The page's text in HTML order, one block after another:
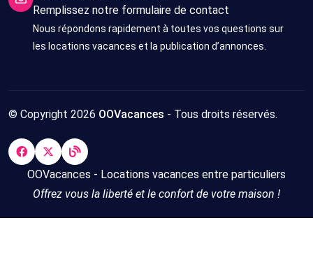
Remplissez notre formulaire de contact
Nous répondons rapidement à toutes vos questions sur
les locations vacances et la publication d’annonces.
© Copyright 2026 OOVacances - Tous droits réservés.
OOVacances - Locations vacances entre particuliers
Offrez vous la liberté et le confort de votre maison !